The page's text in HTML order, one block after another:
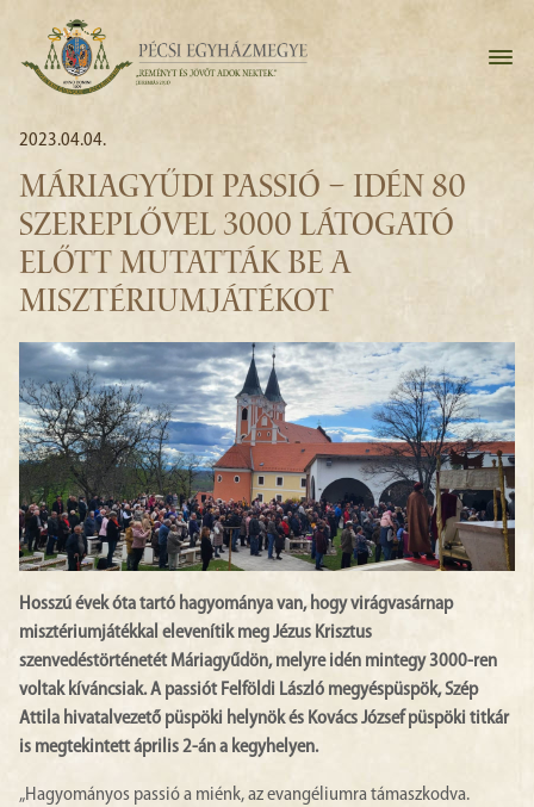
2023.04.04.
MÁRIAGYŰDI PASSIÓ – IDÉN 80
SZEREPLŐVEL 3000 LÁTOGATÓ
ELŐTT MUTATTÁK BE A
MISZTÉRIUMJÁTÉKOT
Hosszú évek óta tartó hagyománya van, hogy virágvasárnap
misztériumjátékkal elevenítik meg Jézus Krisztus
szenvedéstörténetét Máriagyűdön, melyre idén mintegy 3000-ren
voltak kíváncsiak. A passiót Felföldi László megyéspüspök, Szép
Attila hivatalvezető püspöki helynök és Kovács József püspöki titkár
is megtekintett április 2-án a kegyhelyen.
„Hagyományos passió a miénk, az evangéliumra támaszkodva.